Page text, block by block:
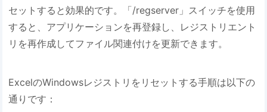
セットすると効果的です。「/regserver」スイッチを使用
すると、アプリケーションを再登録し、レジストリエント
リを再作成してファイル関連付けを更新できます。
ExcelのWindowsレジストリをリセットする手順は以下の
通りです：